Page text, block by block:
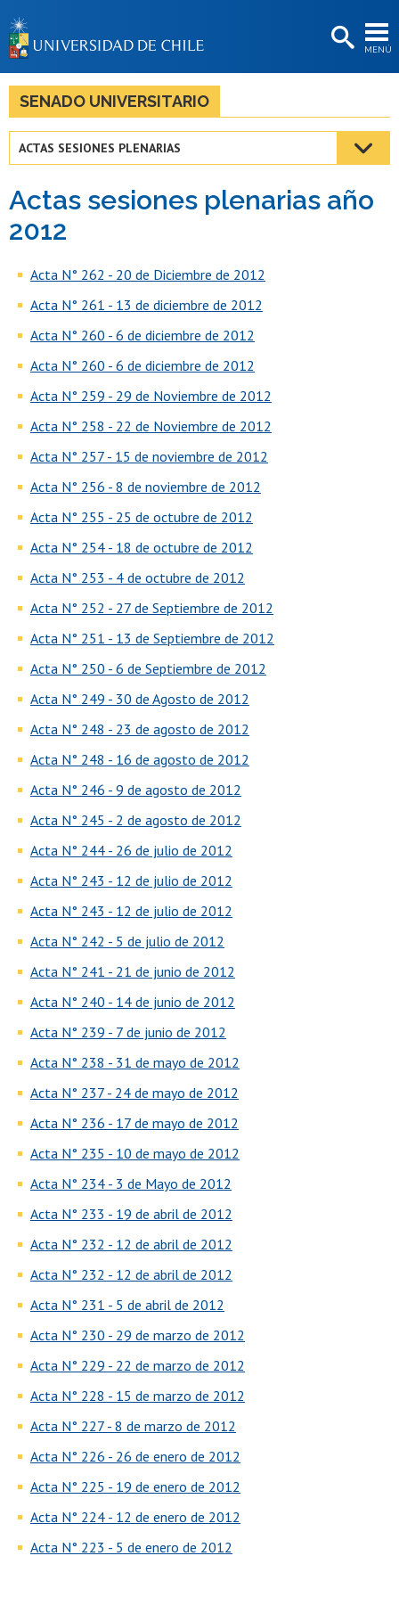
MENÚ
BIBLIOTECAS
LA UNIVERSIDAD
Estudiantes
Académicas/os
Egresadas/os
SENADO UNIVERSITARIO
ACTAS SESIONES PLENARIAS
Actas sesiones plenarias año
2012
Acta N° 262 - 20 de Diciembre de 2012
Acta N° 261 - 13 de diciembre de 2012
Acta N° 260 - 6 de diciembre de 2012
Acta N° 260 - 6 de diciembre de 2012
Acta N° 259 - 29 de Noviembre de 2012
Acta N° 258 - 22 de Noviembre de 2012
Acta N° 257 - 15 de noviembre de 2012
Acta N° 256 - 8 de noviembre de 2012
Acta N° 255 - 25 de octubre de 2012
Acta N° 254 - 18 de octubre de 2012
Acta N° 253 - 4 de octubre de 2012
Acta N° 252 - 27 de Septiembre de 2012
Acta N° 251 - 13 de Septiembre de 2012
Acta N° 250 - 6 de Septiembre de 2012
Acta N° 249 - 30 de Agosto de 2012
Acta N° 248 - 23 de agosto de 2012
Acta N° 248 - 16 de agosto de 2012
Acta N° 246 - 9 de agosto de 2012
Acta N° 245 - 2 de agosto de 2012
Acta N° 244 - 26 de julio de 2012
Acta N° 243 - 12 de julio de 2012
Acta N° 243 - 12 de julio de 2012
Acta N° 242 - 5 de julio de 2012
Acta N° 241 - 21 de junio de 2012
Acta N° 240 - 14 de junio de 2012
Acta N° 239 - 7 de junio de 2012
Acta N° 238 - 31 de mayo de 2012
Acta N° 237 - 24 de mayo de 2012
Acta N° 236 - 17 de mayo de 2012
Acta N° 235 - 10 de mayo de 2012
Acta N° 234 - 3 de Mayo de 2012
Acta N° 233 - 19 de abril de 2012
Acta N° 232 - 12 de abril de 2012
Acta N° 232 - 12 de abril de 2012
Acta N° 231 - 5 de abril de 2012
Acta N° 230 - 29 de marzo de 2012
Acta N° 229 - 22 de marzo de 2012
Acta N° 228 - 15 de marzo de 2012
Acta N° 227 - 8 de marzo de 2012
Acta N° 226 - 26 de enero de 2012
Acta N° 225 - 19 de enero de 2012
Acta N° 224 - 12 de enero de 2012
Acta N° 223 - 5 de enero de 2012